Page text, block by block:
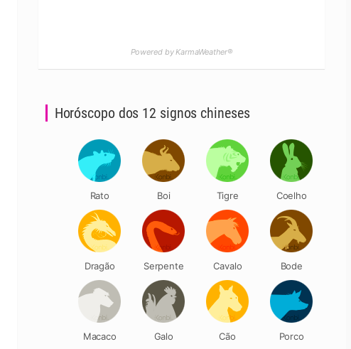
Powered by KarmaWeather®
Horóscopo dos 12 signos chineses
Rato Boi Tigre Coelho
Dragão Serpente Cavalo Bode
Macaco Galo Cão Porco